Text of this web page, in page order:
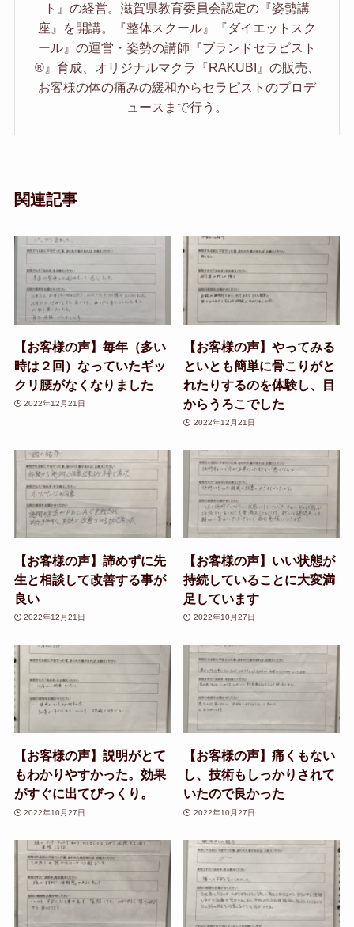
ト』の経営。滋賀県教育委員会認定の『姿勢講
座』を開講。『整体スクール』『ダイエットスク
ール』の運営・姿勢の講師『ブランドセラピスト
®︎』育成、オリジナルマクラ『RAKUBI』の販売、
お客様の体の痛みの緩和からセラピストのプロデ
ュースまで行う。
関連記事
【お客様の声】毎年（多い
時は２回）なっていたギッ
クリ腰がなくなりました
2022年12月21日
【お客様の声】やってみる
といとも簡単に骨こりがと
れたりするのを体験し、目
からうろこでした
2022年12月21日
【お客様の声】諦めずに先
生と相談して改善する事が
良い
2022年12月21日
【お客様の声】いい状態が
持続していることに大変満
足しています
2022年10月27日
【お客様の声】説明がとて
もわかりやすかった。効果
がすぐに出てびっくり。
2022年10月27日
【お客様の声】痛くもない
し、技術もしっかりされて
いたので良かった
2022年10月27日